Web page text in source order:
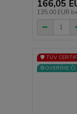
166,05
135,00 EUR
🛡️ TÜV
⚙️OVERÍME ČI